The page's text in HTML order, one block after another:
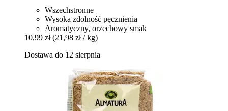
Wszechstronne
Wysoka zdolność pęcznienia
Aromatyczny, orzechowy smak
10,99 zł (21,98 zł / kg)
Dostawa do 12 sierpnia